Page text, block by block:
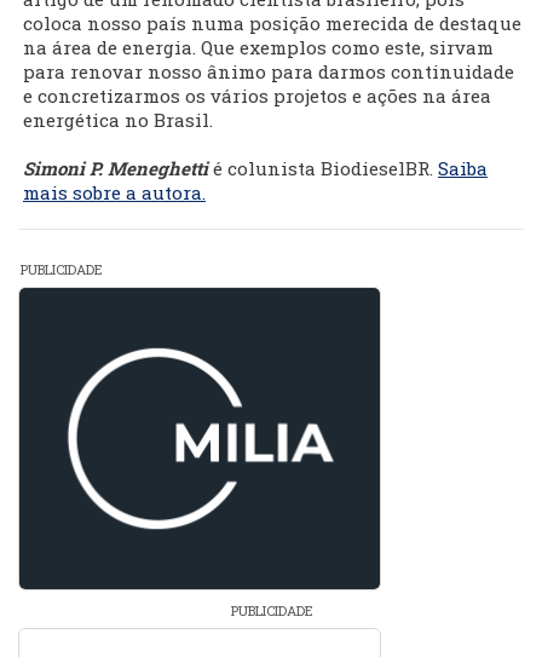
coloca nosso país numa posição merecida de destaque
na área de energia. Que exemplos como este, sirvam
para renovar nosso ânimo para darmos continuidade
e concretizarmos os vários projetos e ações na área
energética no Brasil.
Simoni P. Meneghettié colunista BiodieselBR. Saiba
mais sobre a autora.
PUBLICIDADE
PUBLICIDADE